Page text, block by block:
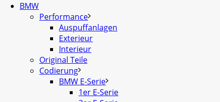
BMW
Performance
Auspuffanlagen
Exterieur
Interieur
Original Teile
Codierung
BMW E-Serie
1er E-Serie